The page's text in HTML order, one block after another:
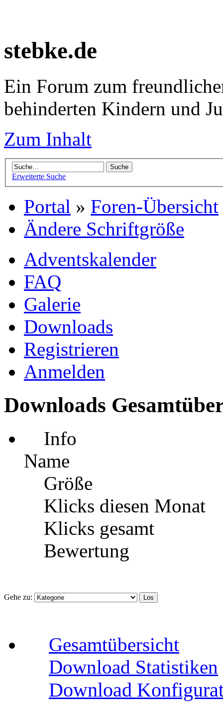
stebke.de
Ein Forum zum
behinderten Kindern und
Zum Inhalt
Erweiterte Suche
Portal » Foren-Übersicht
Ändere Schriftgröße
Adventskalender
FAQ
Galerie
Downloads
Registrieren
Anmelden
Downloads
Info
Name
Größe
Klicks diesen Monat
Klicks gesamt
Bewertung
Gehe zu:
Gesamtübersicht
Download Statistiken
Download